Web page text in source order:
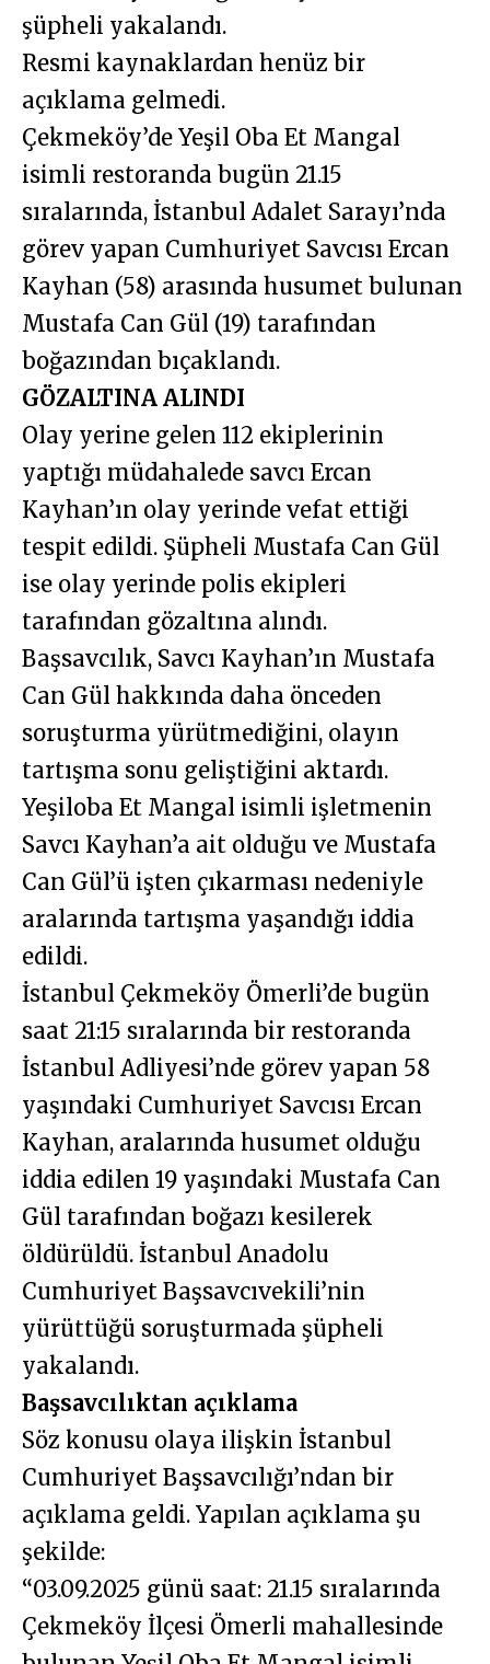
şüpheli yakalandı.
Resmi kaynaklardan henüz bir
açıklama gelmedi.
Çekmeköy’de Yeşil Oba Et Mangal
isimli restoranda bugün 21.15
sıralarında, İstanbul Adalet Sarayı’nda
görev yapan Cumhuriyet Savcısı Ercan
Kayhan (58) arasında husumet bulunan
Mustafa Can Gül (19) tarafından
boğazından bıçaklandı.
GÖZALTINA ALINDI
Olay yerine gelen 112 ekiplerinin
yaptığı müdahalede savcı Ercan
Kayhan’ın olay yerinde vefat ettiği
tespit edildi. Şüpheli Mustafa Can Gül
ise olay yerinde polis ekipleri
tarafından gözaltına alındı.
Başsavcılık, Savcı Kayhan’ın Mustafa
Can Gül hakkında daha önceden
soruşturma yürütmediğini, olayın
tartışma sonu geliştiğini aktardı.
Yeşiloba Et Mangal isimli işletmenin
Savcı Kayhan’a ait olduğu ve Mustafa
Can Gül’ü işten çıkarması nedeniyle
aralarında tartışma yaşandığı iddia
edildi.
İstanbul Çekmeköy Ömerli’de bugün
saat 21:15 sıralarında bir restoranda
İstanbul Adliyesi’nde görev yapan 58
yaşındaki Cumhuriyet Savcısı Ercan
Kayhan, aralarında husumet olduğu
iddia edilen 19 yaşındaki Mustafa Can
Gül tarafından boğazı kesilerek
öldürüldü. İstanbul Anadolu
Cumhuriyet Başsavcıvekili’nin
yürüttüğü soruşturmada şüpheli
yakalandı.
Başsavcılıktan açıklama
Söz konusu olaya ilişkin İstanbul
Cumhuriyet Başsavcılığı’ndan bir
açıklama geldi. Yapılan açıklama şu
şekilde:
“03.09.2025 günü saat: 21.15 sıralarında
Çekmeköy İlçesi Ömerli mahallesinde